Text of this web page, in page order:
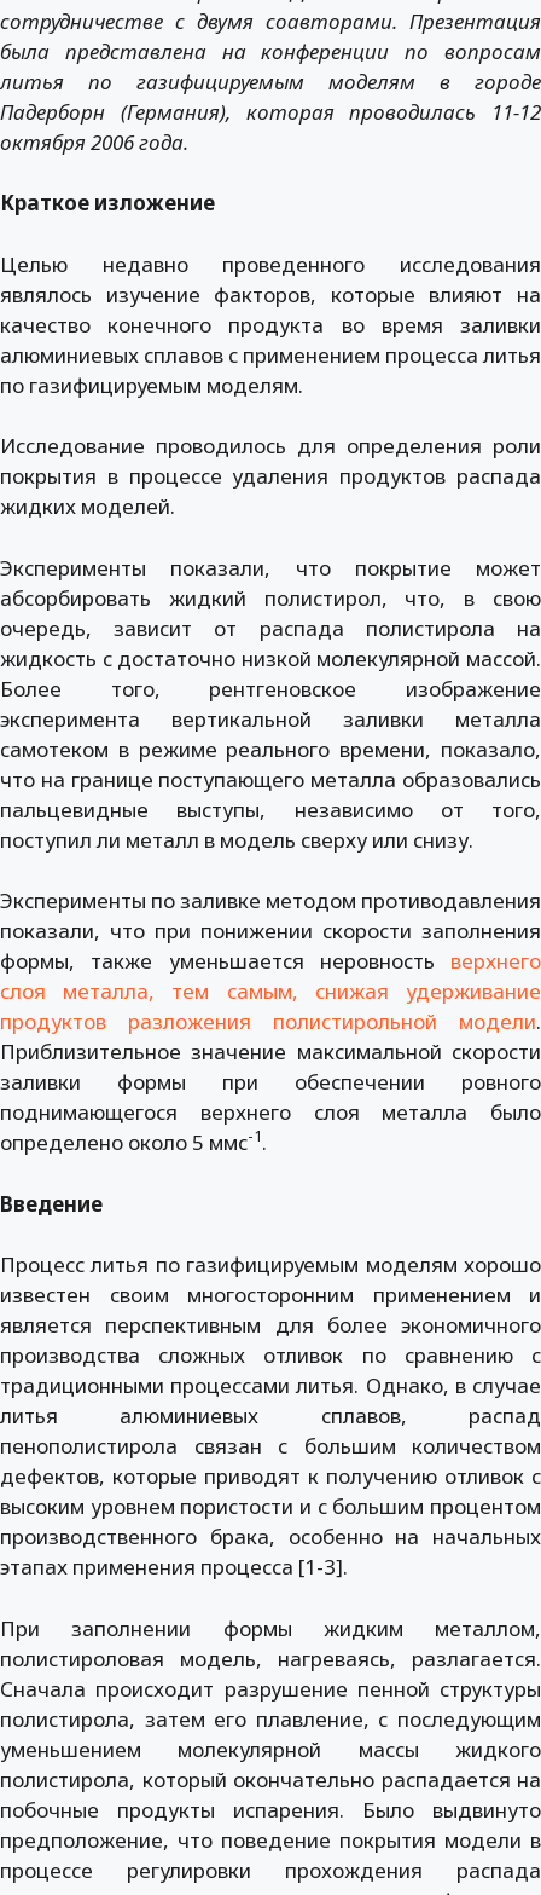
сотрудничестве с двумя соавторами. Презентация
была представлена на конференции по вопросам
литья по газифицируемым моделям в городе
Падерборн (Германия), которая проводилась 11-12
октября 2006 года.
Краткое изложение
Целью недавно проведенного исследования
являлось изучение факторов, которые влияют на
качество конечного продукта во время заливки
алюминиевых сплавов с применением процесса литья
по газифицируемым моделям.
Исследование проводилось для определения роли
покрытия в процессе удаления продуктов распада
жидких моделей.
Эксперименты показали, что покрытие может
абсорбировать жидкий полистирол, что, в свою
очередь, зависит от распада полистирола на
жидкость с достаточно низкой молекулярной массой.
Более того, рентгеновское изображение
эксперимента вертикальной заливки металла
самотеком в режиме реального времени, показало,
что на границе поступающего металла образовались
пальцевидные выступы, независимо от того,
поступил ли металл в модель сверху или снизу.
Эксперименты по заливке методом противодавления
показали, что при понижении скорости заполнения
формы, также уменьшается неровность верхнего
слоя металла, тем самым, снижая удерживание
продуктов разложения полистирольной модели.
Приблизительное значение максимальной скорости
заливки формы при обеспечении ровного
поднимающегося верхнего слоя металла было
определено около 5 ммс-1.
Введение
Процесс литья по газифицируемым моделям хорошо
известен своим многосторонним применением и
является перспективным для более экономичного
производства сложных отливок по сравнению с
традиционными процессами литья. Однако, в случае
литья алюминиевых сплавов, распад
пенополистирола связан с большим количеством
дефектов, которые приводят к получению отливок с
высоким уровнем пористости и с большим процентом
производственного брака, особенно на начальных
этапах применения процесса [1-3].
При заполнении формы жидким металлом,
полистироловая модель, нагреваясь, разлагается.
Сначала происходит разрушение пенной структуры
полистирола, затем его плавление, с последующим
уменьшением молекулярной массы жидкого
полистирола, который окончательно распадается на
побочные продукты испарения. Было выдвинуто
предположение, что поведение покрытия модели в
процессе регулировки прохождения распада